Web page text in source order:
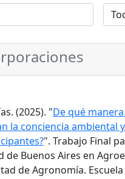
(2025). "De qué
la conciencia ambiental
". Trabajo Final
de Buenos Aires en
de Agronomía.